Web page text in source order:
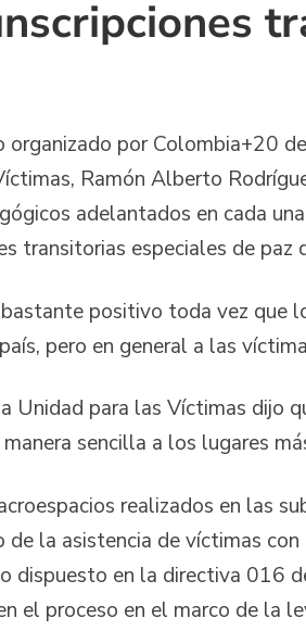
organizado por Colombia+20
Ramón Alberto
adelantados en cada
transitorias especiales de paz
positivo toda vez que
pero en general a las
Unidad para las Víctimas dijo
sencilla a los lugares
realizados en las
la asistencia de víctimas
dispuesto en la directiva 016
el proceso en el marco de la